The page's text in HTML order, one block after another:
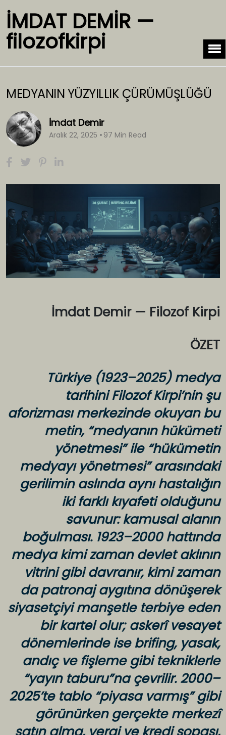
İMDAT DEMİR —
filozofkirpi
MEDYANIN YÜZYILLIK ÇÜRÜMÜŞLÜĞÜ
İmdat Demir
Aralık 22, 2025 97 Min Read
İmdat Demir — Filozof Kirpi
ÖZET
Türkiye (1923–2025) medya
tarihini Filozof Kirpi’nin şu
aforizması merkezinde okuyan bu
metin, “medyanın hükümeti
yönetmesi” ile “hükümetin
medyayı yönetmesi” arasındaki
gerilimin aslında aynı hastalığın
iki farklı kıyafeti olduğunu
savunur: kamusal alanın
boğulması. 1923–2000 hattında
medya kimi zaman devlet aklının
vitrini gibi davranır, kimi zaman
da patronaj aygıtına dönüşerek
siyasetçiyi manşetle terbiye eden
bir kartel olur; askerî vesayet
dönemlerinde ise brifing, yasak,
andıç ve fişleme gibi tekniklerle
“yayın taburu”na çevrilir. 2000–
2025’te tablo “piyasa varmış” gibi
görünürken gerçekte merkezî